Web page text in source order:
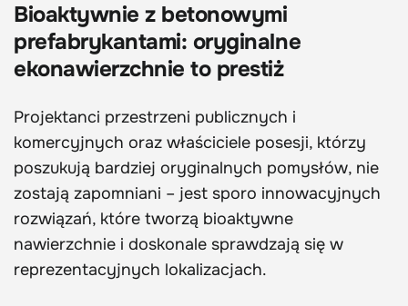
Bioaktywnie z betonowymi
prefabrykantami: oryginalne
ekonawierzchnie to prestiż
Projektanci przestrzeni publicznych i
komercyjnych oraz właściciele posesji, którzy
poszukują bardziej oryginalnych pomysłów, nie
zostają zapomniani – jest sporo innowacyjnych
rozwiązań, które tworzą bioaktywne
nawierzchnie i doskonale sprawdzają się w
reprezentacyjnych lokalizacjach.